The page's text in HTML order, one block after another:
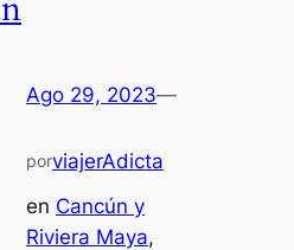
Ago 29, 2023—
porviajerAdicta
en Cancún y
Riviera Maya